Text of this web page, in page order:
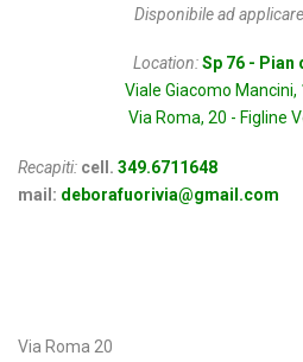
Disponibile ad
Location: Sp 76 - Pian
Viale Giacomo Mancini,
Via Roma, 20 - Figline
Recapiti: cell. 349.6711648
mail: deborafuorivia@gmail.com
Via Roma 20